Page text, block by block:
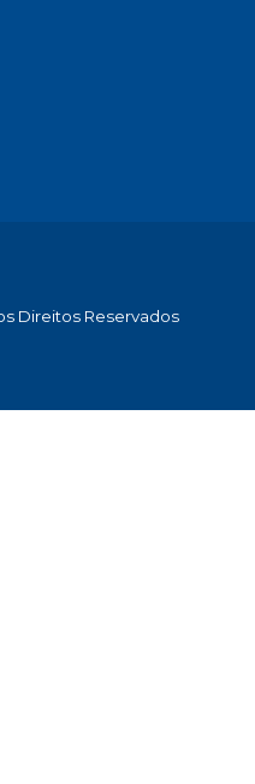
Direitos Reservados